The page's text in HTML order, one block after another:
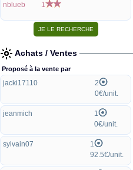
nblueb 1
Achats / Ventes
Proposé à la vente par
jacki17110
2
0€/unit.
jeanmich
1
0€/unit.
sylvain07
1
92.5€/unit.